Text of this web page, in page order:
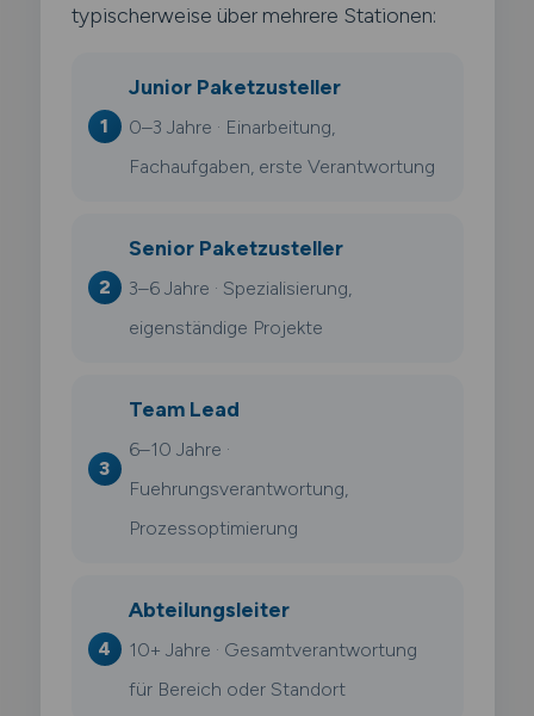
typischerweise über mehrere Stationen:
Junior Paketzusteller
0–3 Jahre · Einarbeitung,
Fachaufgaben, erste Verantwortung
Senior Paketzusteller
3–6 Jahre · Spezialisierung,
eigenständige Projekte
Team Lead
6–10 Jahre ·
Fuehrungsverantwortung,
Prozessoptimierung
Abteilungsleiter
10+ Jahre · Gesamtverantwortung
für Bereich oder Standort